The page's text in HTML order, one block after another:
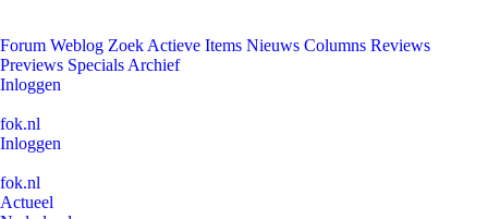
Forum Weblog Zoek Actieve Items Nieuws Columns Reviews
Previews Specials Archief
Inloggen
fok.nl
Inloggen
fok.nl
Actueel